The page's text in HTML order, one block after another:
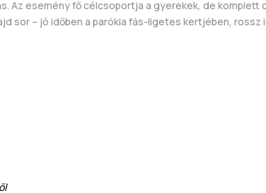
Az esemény fő célcsoportja a gyerekek, de
sor – jó időben a parókia fás-ligetes kertjében, rossz